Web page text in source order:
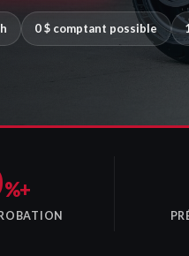
0 $ comptant possible
%+